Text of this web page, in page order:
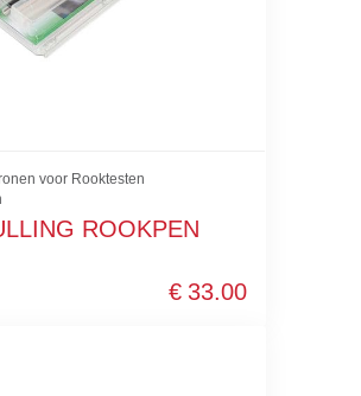
voor Rooktesten
ROOKPEN
€ 33.00